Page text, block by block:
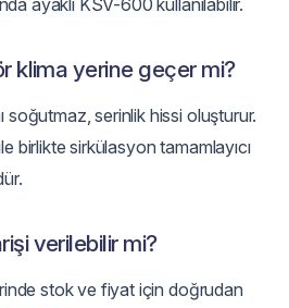
klima yerine geçer mi?
soğutmaz, serinlik hissi oluşturur.
birlikte sirkülasyon tamamlayıcı
verilebilir mi?
stok ve fiyat için doğrudan